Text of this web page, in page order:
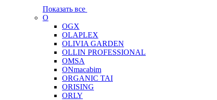
Показать все
O
OGX
OLAPLEX
OLIVIA GARDEN
OLLIN PROFESSIONAL
OMSA
ONmacabim
ORGANIC TAI
ORISING
ORLY